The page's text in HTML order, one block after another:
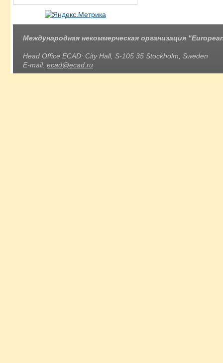
Международная некоммерческая организация
Head Office ECAD: City Hall, S-105 35 Stockholm, Sweden
E-mail: ecad@ecad.ru